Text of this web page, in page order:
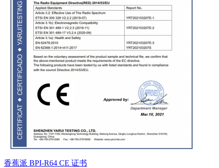
香蕉派 BPI-R64 CE 证书